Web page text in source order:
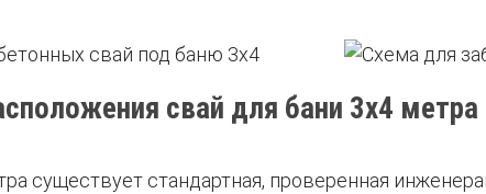
свай для бани 3х4 метра
существует стандартная, проверенная